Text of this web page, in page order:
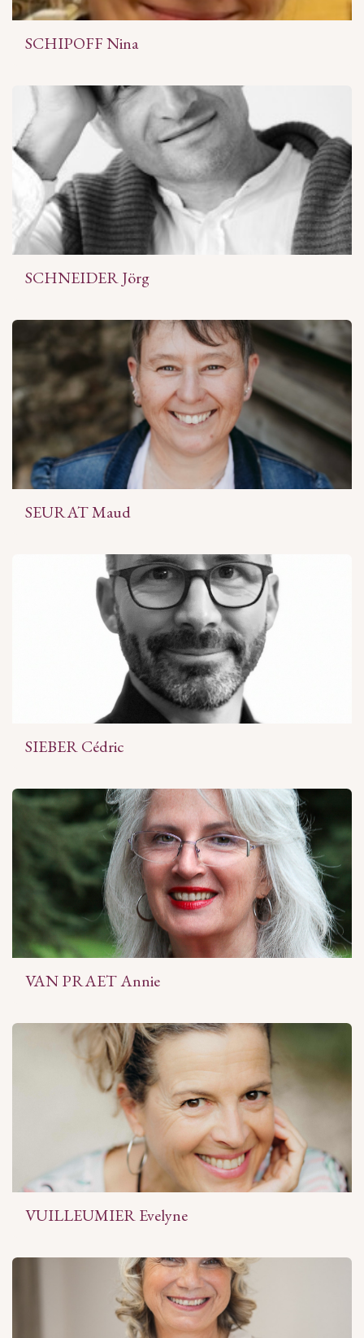
SCHIPOFF Nina
SCHNEIDER Jörg
SEURAT Maud
SIEBER Cédric
VAN PRAET Annie
VUILLEUMIER Evelyne